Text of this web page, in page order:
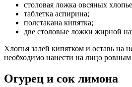
столовая ложка овсяных
таблетка аспирина;
полстакана кипятка;
две столовые ложки жирной
Хлопья залей кипятком и оставь на
необходимо нанести на лицо ровным
Огурец и сок лимона